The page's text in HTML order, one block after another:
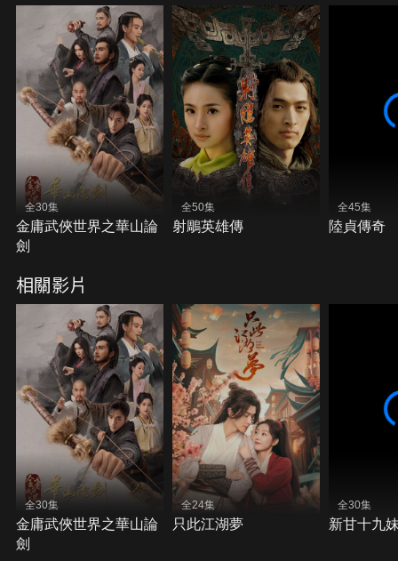
全30集
金庸武俠世界之華山論
劍
全50集
射鵰英雄傳
全45集
陸貞傳奇
相關影片
全30集
金庸武俠世界之華山論
劍
全24集
只此江湖夢
全30集
新甘十九